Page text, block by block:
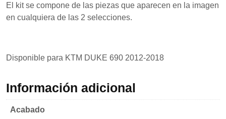
El kit se compone de las piezas que aparecen en la imagen
en cualquiera de las 2 selecciones.
Disponible para KTM DUKE 690 2012-2018
Información adicional
Acabado
Al compartir tus
intereses y
aumentas la
posibilidad de
personalizados.